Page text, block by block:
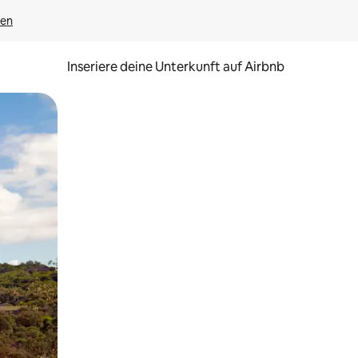
Inseriere deine Unterkunft auf Airbnb
oder Wischgesten.